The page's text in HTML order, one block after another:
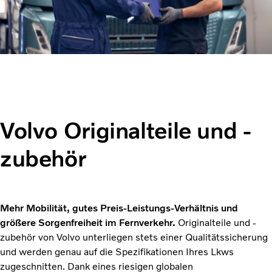
Volvo Originalteile und -
zubehör
Mehr Mobilität, gutes Preis-Leistungs-Verhältnis und
größere Sorgenfreiheit im Fernverkehr. Originalteile und -
zubehör von Volvo unterliegen stets einer Qualitätssicherung
und werden genau auf die Spezifikationen Ihres Lkws
zugeschnitten. Dank eines riesigen globalen